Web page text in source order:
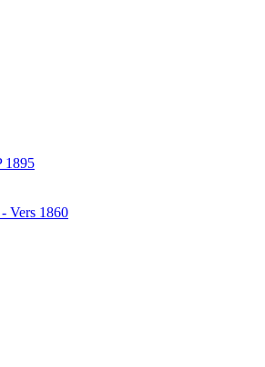
1895
Vers 1860